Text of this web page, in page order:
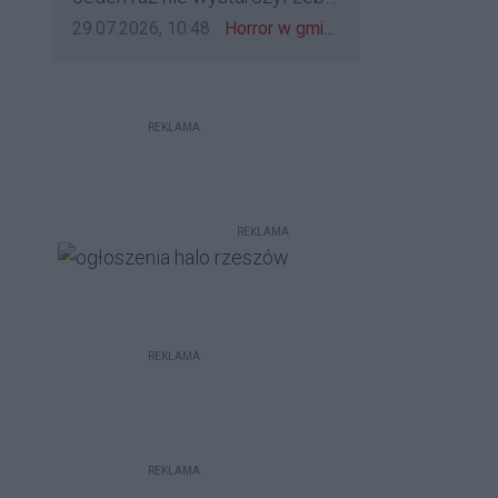
bo to zagorzali pisowcy
go zatrzymać?
Data dodania komentarza:
29.07.2026, 10:48 Źródło komentarza:
Horror w gminie Łańcut. Mieszkaniec Rzeszowa terroryzował rodzinę nożem i zaatakował policjantów! [VIDEO]
REKLAMA
REKLAMA
REKLAMA
REKLAMA